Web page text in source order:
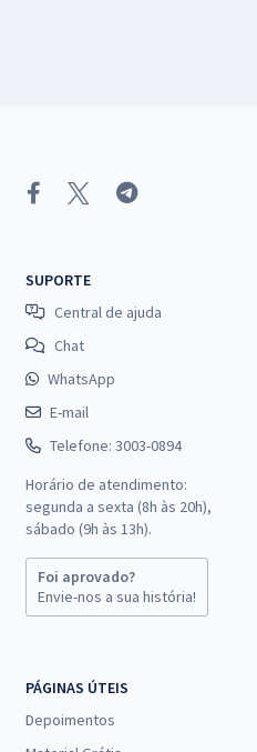
SUPORTE
Central de ajuda
Chat
WhatsApp
E-mail
Telefone: 3003-0894
Horário de atendimento:
segunda a sexta (8h às 20h),
sábado (9h às 13h).
Foi aprovado?
Envie-nos a sua história!
PÁGINAS ÚTEIS
Depoimentos